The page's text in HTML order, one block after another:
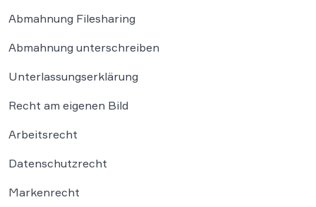
Abmahnung Filesharing
Abmahnung unterschreiben
Unterlassungserklärung
Recht am eigenen Bild
Arbeitsrecht
Datenschutzrecht
Markenrecht